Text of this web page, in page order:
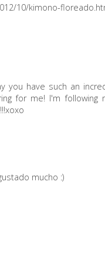
10/kimono-
you have such an
for me! I'm following
mucho :)